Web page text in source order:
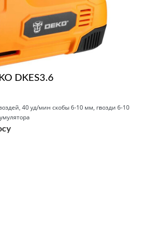
DKES3.6
40 уд/мин скобы 6-10 мм, гвозди 6-10